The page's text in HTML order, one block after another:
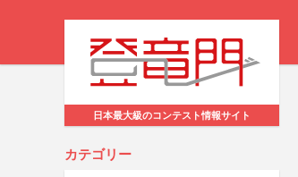
日本最大級のコンテスト情報サイト
カテゴリー